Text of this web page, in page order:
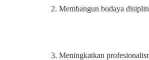
2. Membangun budaya
3. Meningkatkan